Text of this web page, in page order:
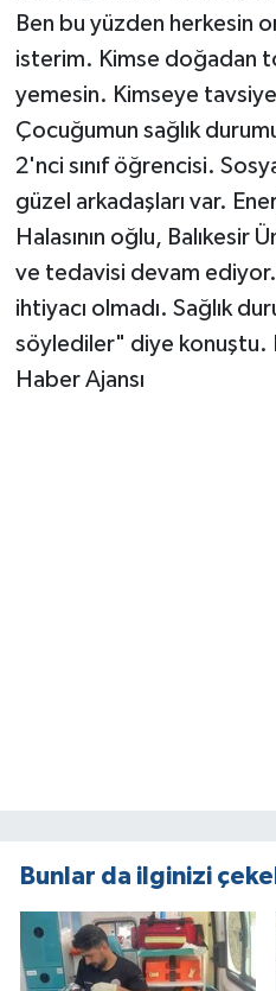
Ben bu yüzden herkesin
isterim. Kimse doğadan
yemesin. Kimseye
Çocuğumun sağlık
2'nci sınıf öğrencisi.
güzel arkadaşları var.
Halasının oğlu, Balıkesir
ve tedavisi devam
ihtiyacı olmadı. Sağlık
söylediler" diye konuştu.
Haber Ajansı
Bunlar da ilginizi